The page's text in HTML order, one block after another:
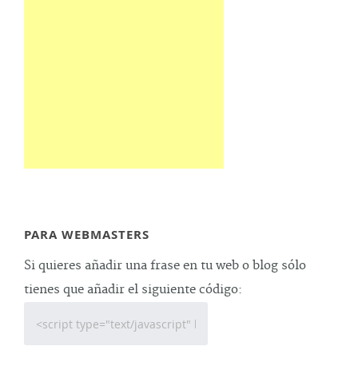
PARA WEBMASTERS
Si quieres añadir una frase en tu web o blog sólo
tienes que añadir el siguiente código: